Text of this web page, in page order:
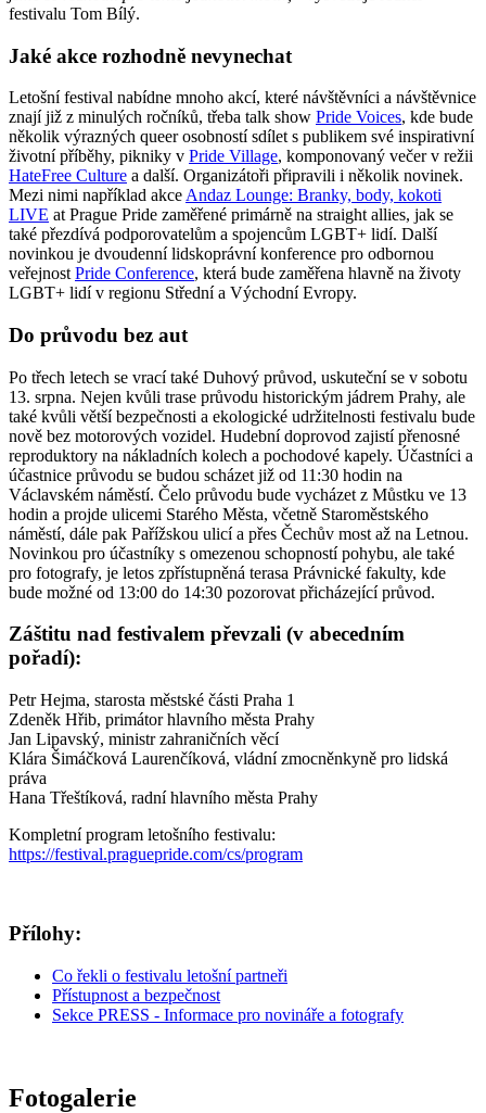
festivalu Tom Bílý.
Jaké akce rozhodně nevynechat
Letošní festival nabídne mnoho akcí, které návštěvníci a návštěvnice
znají již z minulých ročníků, třeba talk show Pride Voices, kde bude
několik výrazných queer osobností sdílet s publikem své inspirativní
životní příběhy, pikniky v Pride Village, komponovaný večer v režii
HateFree Culture a další. Organizátoři připravili i několik novinek.
Mezi nimi například akce Andaz Lounge: Branky, body, kokoti
LIVE at Prague Pride zaměřené primárně na straight allies, jak se
také přezdívá podporovatelům a spojencům LGBT+ lidí. Další
novinkou je dvoudenní lidskoprávní konference pro odbornou
veřejnost Pride Conference, která bude zaměřena hlavně na životy
LGBT+ lidí v regionu Střední a Východní Evropy.
Do průvodu bez aut
Po třech letech se vrací také Duhový průvod, uskuteční se v sobotu
13. srpna. Nejen kvůli trase průvodu historickým jádrem Prahy, ale
také kvůli větší bezpečnosti a ekologické udržitelnosti festivalu bude
nově bez motorových vozidel. Hudební doprovod zajistí přenosné
reproduktory na nákladních kolech a pochodové kapely. Účastníci a
účastnice průvodu se budou scházet již od 11:30 hodin na
Václavském náměstí. Čelo průvodu bude vycházet z Můstku ve 13
hodin a projde ulicemi Starého Města, včetně Staroměstského
náměstí, dále pak Pařížskou ulicí a přes Čechův most až na Letnou.
Novinkou pro účastníky s omezenou schopností pohybu, ale také
pro fotografy, je letos zpřístupněná terasa Právnické fakulty, kde
bude možné od 13:00 do 14:30 pozorovat přicházející průvod.
Záštitu nad festivalem převzali (v abecedním
pořadí):
Petr Hejma, starosta městské části Praha 1
Zdeněk Hřib, primátor hlavního města Prahy
Jan Lipavský, ministr zahraničních věcí
Klára Šimáčková Laurenčíková, vládní zmocněnkyně pro lidská
práva
Hana Třeštíková, radní hlavního města Prahy
Kompletní program letošního festivalu:
https://festival.praguepride.com/cs/program
Přílohy:
Co řekli o festivalu letošní partneři
Přístupnost a bezpečnost
Sekce PRESS - Informace pro novináře a fotografy
Fotogalerie